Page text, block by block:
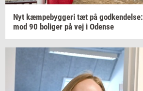
Nyt kæm­pe­byg­ge­ri tæt på god­ken­del­se:
mod 90 bo­li­ger på vej i Oden­se